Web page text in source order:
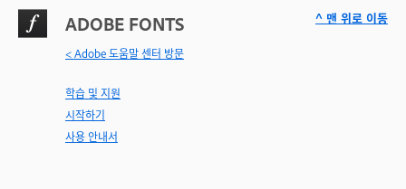
ADOBE FONTS
< Adobe 도움말 센터 방문
학습 및 지원
시작하기
사용 안내서
^ 맨 위로 이동